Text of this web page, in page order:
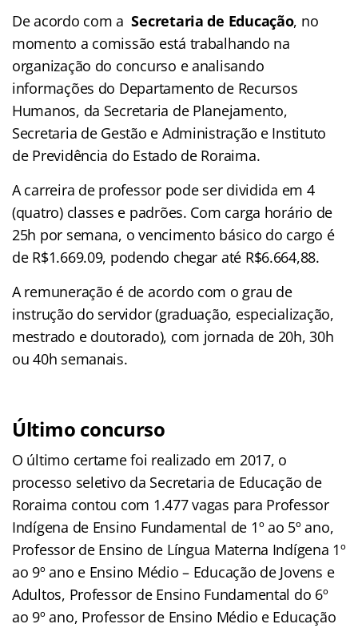
De acordo com aSecretaria de Educação, no
momento a comissão está trabalhando na
organização do concurso e analisando
informações do Departamento de Recursos
Humanos, da Secretaria de Planejamento,
Secretaria de Gestão e Administração e Instituto
de Previdência do Estado de Roraima.
A carreira de professor pode ser dividida em 4
(quatro) classes e padrões. Com carga horário de
25h por semana, o vencimento básico do cargo é
de R$1.669.09, podendo chegar até R$6.664,88.
A remuneração é de acordo com o grau de
instrução do servidor (graduação, especialização,
mestrado e doutorado), com jornada de 20h, 30h
ou 40h semanais.
Último concurso
O último certame foi realizado em 2017, o
processo seletivo da Secretaria de Educação de
Roraima contou com 1.477 vagas para Professor
Indígena de Ensino Fundamental de 1º ao 5º ano,
Professor de Ensino de Língua Materna Indígena 1º
ao 9º ano e Ensino Médio – Educação de Jovens e
Adultos, Professor de Ensino Fundamental do 6º
ao 9º ano, Professor de Ensino Médio e Educação